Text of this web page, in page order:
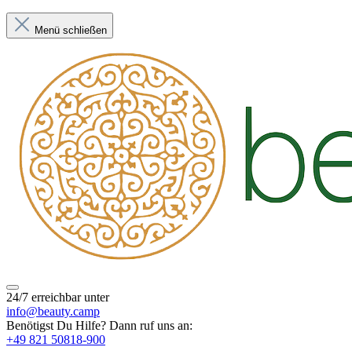
Menü schließen
24/7 erreichbar unter
info@beauty.camp
Benötigst Du Hilfe? Dann ruf uns an:
+49 821 50818-900